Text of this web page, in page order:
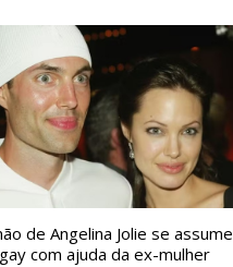
de Angelina Jolie se assume
gay com ajuda da ex-mulher